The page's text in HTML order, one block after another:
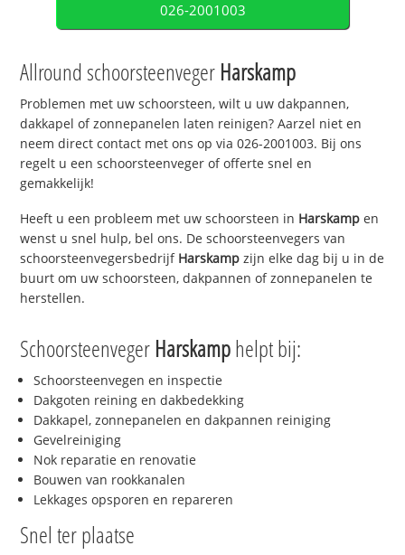
026-2001003
Allround schoorsteenveger Harskamp
Problemen met uw schoorsteen, wilt u uw dakpannen,
dakkapel of zonnepanelen laten reinigen? Aarzel niet en
neem direct contact met ons op via 026-2001003. Bij ons
regelt u een schoorsteenveger of offerte snel en
gemakkelijk!
Heeft u een probleem met uw schoorsteen in Harskamp en
wenst u snel hulp, bel ons. De schoorsteenvegers van
schoorsteenvegersbedrijf Harskamp zijn elke dag bij u in de
buurt om uw schoorsteen, dakpannen of zonnepanelen te
herstellen.
Schoorsteenveger Harskamphelpt bij:
Schoorsteenvegen en inspectie
Dakgoten reining en dakbedekking
Dakkapel, zonnepanelen en dakpannen reiniging
Gevelreiniging
Nok reparatie en renovatie
Bouwen van rookkanalen
Lekkages opsporen en repareren
Snel ter plaatse